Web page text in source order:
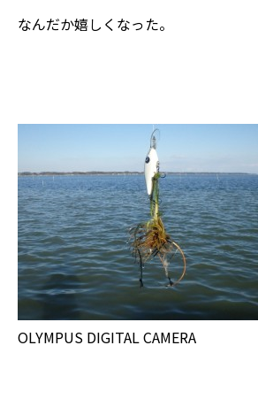
なんだか嬉しくなった。
OLYMPUS DIGITAL CAMERA